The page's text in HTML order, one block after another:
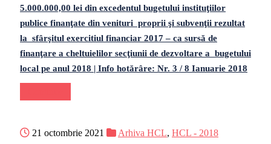
5.000.000,00 lei din excedentul bugetului instituţiilor
publice finanţate din venituri proprii şi subvenţii rezultat
la sfârşitul exercitiul financiar 2017 – ca sursă de
finanţare a cheltuielilor secţiunii de dezvoltare a bugetului
local pe anul 2018 | Info hotărâre: Nr. 3 / 8 Ianuarie 2018
21 octombrie 2021 Arhiva HCL, HCL - 2018